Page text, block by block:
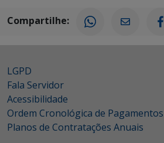
Compartilhe:
LGPD
Fala Servidor
Acessibilidade
Ordem Cronológica de Pagamentos
Planos de Contratações Anuais